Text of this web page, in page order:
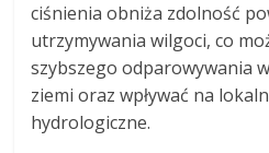
ciśnienia obniża zdolność
utrzymywania wilgoci, co
szybszego odparowywania
ziemi oraz wpływać na
hydrologiczne.